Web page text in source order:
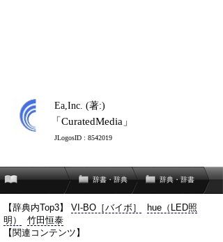
Ea,Inc. (著:)
「CuratedMedia」
JLogosID : 8542019
辞書・辞典 辞典・辞書
【辞典内Top3】 VI-BO［バイボ］
hue（LED照
明）
竹田恒泰
【関連コンテンツ】